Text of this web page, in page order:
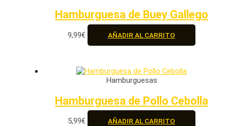
Hamburguesa de Buey Gallego
9,99€ AÑADIR AL CARRITO
Hamburguesas
Hamburguesa de Pollo Cebolla
5,99€ AÑADIR AL CARRITO